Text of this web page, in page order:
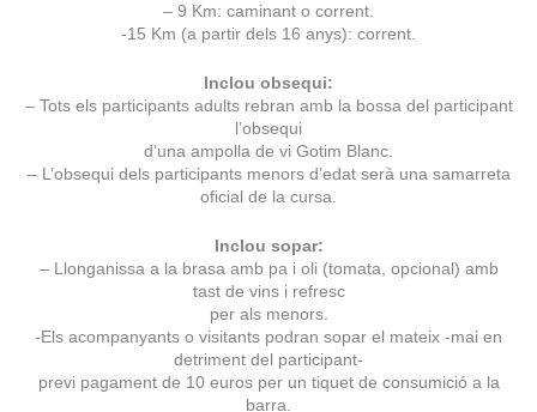
– 9 Km: caminant o corrent.
-15 Km (a partir dels 16 anys): corrent.
Inclou obsequi:
– Tots els participants adults rebran amb la bossa del participant
l’obsequi
d’una ampolla de vi Gotim Blanc.
– L’obsequi dels participants menors d’edat serà una samarreta
oficial de la cursa.
Inclou sopar:
– Llonganissa a la brasa amb pa i oli (tomata, opcional) amb
tast de vins i refresc
per als menors.
-Els acompanyants o visitants podran sopar el mateix -mai en
detriment del participant-
previ pagament de 10 euros per un tiquet de consumició a la
barra.